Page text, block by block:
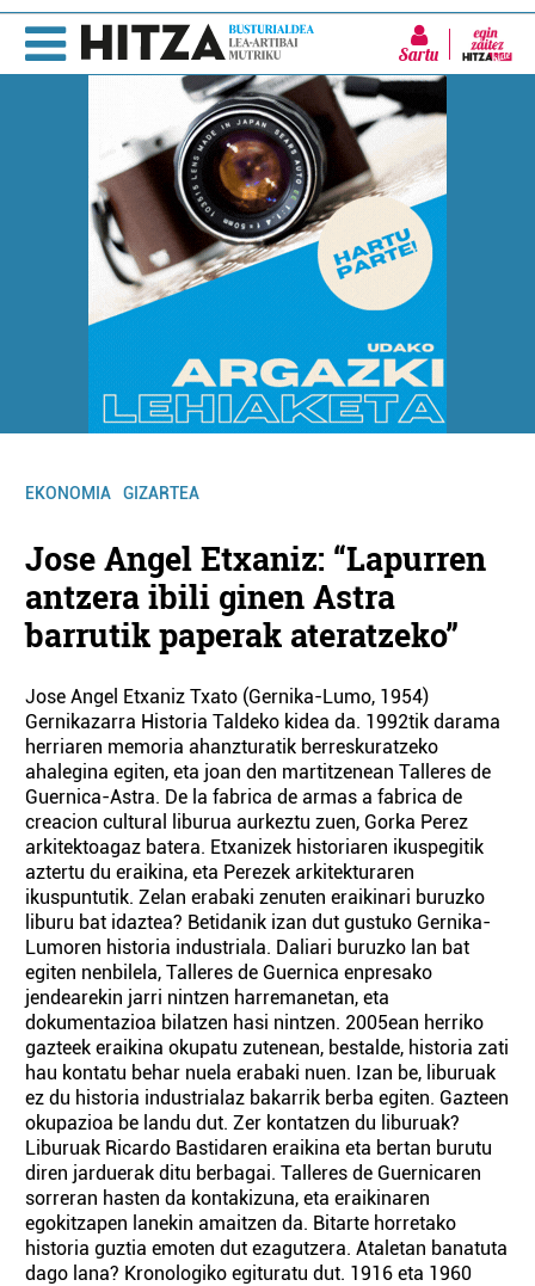
Sartu
EKONOMIA GIZARTEA
Jose Angel Etxaniz: “Lapurren
antzera ibili ginen Astra
barrutik paperak ateratzeko”
Jose Angel Etxaniz Txato (Gernika-Lumo, 1954)
Gernikazarra Historia Taldeko kidea da. 1992tik darama
herriaren memoria ahanzturatik berreskuratzeko
ahalegina egiten, eta joan den martitzenean Talleres de
Guernica-Astra. De la fabrica de armas a fabrica de
creacion cultural liburua aurkeztu zuen, Gorka Perez
arkitektoagaz batera. Etxanizek historiaren ikuspegitik
aztertu du eraikina, eta Perezek arkitekturaren
ikuspuntutik. Zelan erabaki zenuten eraikinari buruzko
liburu bat idaztea? Betidanik izan dut gustuko Gernika-
Lumoren historia industriala. Daliari buruzko lan bat
egiten nenbilela, Talleres de Guernica enpresako
jendearekin jarri nintzen harremanetan, eta
dokumentazioa bilatzen hasi nintzen. 2005ean herriko
gazteek eraikina okupatu zutenean, bestalde, historia zati
hau kontatu behar nuela erabaki nuen. Izan be, liburuak
ez du historia industrialaz bakarrik berba egiten. Gazteen
okupazioa be landu dut. Zer kontatzen du liburuak?
Liburuak Ricardo Bastidaren eraikina eta bertan burutu
diren jarduerak ditu berbagai. Talleres de Guernicaren
sorreran hasten da kontakizuna, eta eraikinaren
egokitzapen lanekin amaitzen da. Bitarte horretako
historia guztia emoten dut ezagutzera. Ataletan banatuta
dago lana? Kronologiko egituratu dut. 1916 eta 1960